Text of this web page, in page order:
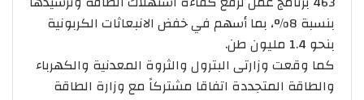
بنسبة 8%، بما أسهم في خفض الانبعاثات الكربونية
بنحو 1.4 مليون طن.
كما وقعت وزارتى البترول والثروة المعدنية والكهرباء
والطاقة المتجددة اتفاقا مشتركاً مع وزارة الطاقة